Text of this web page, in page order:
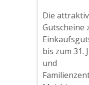
Die
Gutscheine
bis zum 31.
und